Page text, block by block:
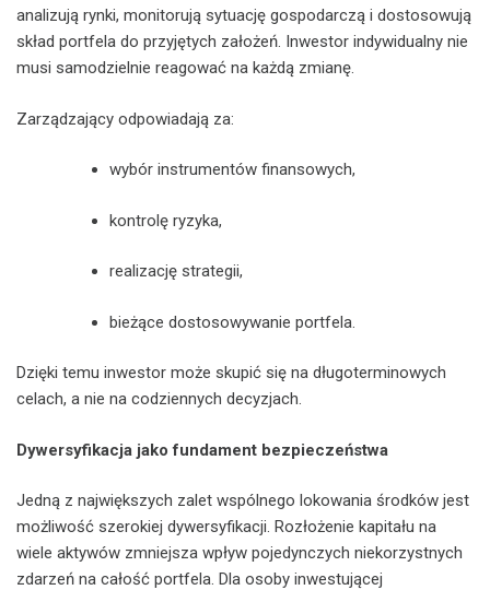
analizują rynki, monitorują sytuację gospodarczą i dostosowują
skład portfela do przyjętych założeń. Inwestor indywidualny nie
musi samodzielnie reagować na każdą zmianę.
Zarządzający odpowiadają za:
wybór instrumentów finansowych,
kontrolę ryzyka,
realizację strategii,
bieżące dostosowywanie portfela.
Dzięki temu inwestor może skupić się na długoterminowych
celach, a nie na codziennych decyzjach.
Dywersyfikacja jako fundament bezpieczeństwa
Jedną z największych zalet wspólnego lokowania środków jest
możliwość szerokiej dywersyfikacji. Rozłożenie kapitału na
wiele aktywów zmniejsza wpływ pojedynczych niekorzystnych
zdarzeń na całość portfela. Dla osoby inwestującej